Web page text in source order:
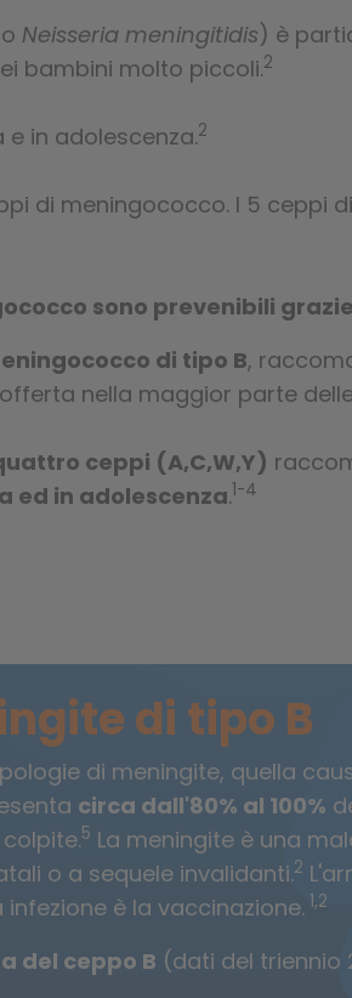
Neisseria meningitidis) è
bambini molto piccoli.2
in adolescenza.2
di meningococco. I 5 ceppi
sono prevenibili
di tipo B,
nella maggior parte
ceppi (A,C,W,Y)
ed in adolescenza.1-4
di tipo B
di meningite, quella
circa dall'80% al 100%
5 La meningite è una
o a sequele invalidanti.2
è la vaccinazione. 1,2
del ceppo B (dati del triennio